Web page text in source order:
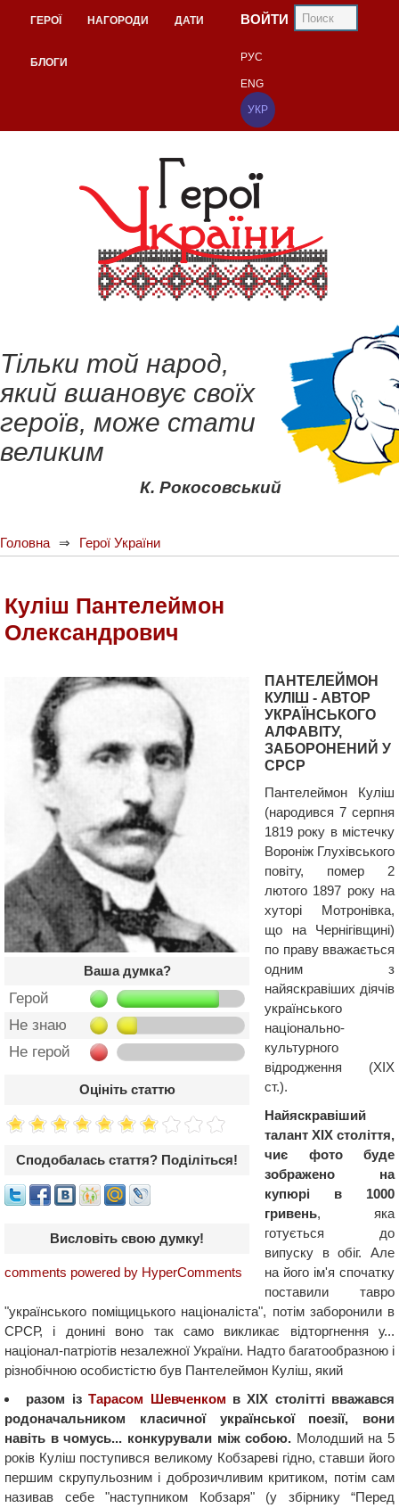
ГЕРОЇ НАГОРОДИ ДАТИ
БЛОГИ
ВОЙТИ
РУС
ENG
УКР
Тільки той народ,
який вшановує своїх
героїв, може стати
великим
К. Рокосовський
Головна Герої України
Куліш Пантелеймон
Олександрович
Ваша думка?
Герой
Не знаю
Не герой
Оцініть статтю
Сподобалась стаття? Поділіться!
Висловіть свою думку!
comments powered by HyperComments
ПАНТЕЛЕЙМОН
КУЛІШ - АВТОР
УКРАЇНСЬКОГО
АЛФАВІТУ,
ЗАБОРОНЕНИЙ У
СРСР
Пантелеймон Куліш
(народився 7 серпня
1819 року в містечку
Вороніж Глухівського
повіту, помер 2
лютого 1897 року на
хуторі Мотронівка,
що на Чернігівщині)
по праву вважається
одним з
найяскравіших діячів
українського
національно-
культурного
відродження (XIX
ст.).
Найяскравіший
талант XIX століття,
чиє фото буде
зображено на
купюрі в 1000
гривень, яка
готується до
випуску в обіг. Але
на його ім'я спочатку
поставили тавро
"українського поміщицького націоналіста", потім заборонили в
СРСР, і донині воно так само викликає відторгнення у...
націонал-патріотів незалежної України. Надто багатообразною і
різнобічною особистістю був Пантелеймон Куліш, який
разом ізТарасом Шевченком в XIX столітті вважався
родоначальником класичної української поезії, вони
навіть в чомусь... конкурували між собою. Молодший на 5
років Куліш поступився великому Кобзареві гідно, ставши його
першим скрупульозним і доброзичливим критиком, потім сам
називав себе "наступником Кобзаря" (у збірнику “Перед